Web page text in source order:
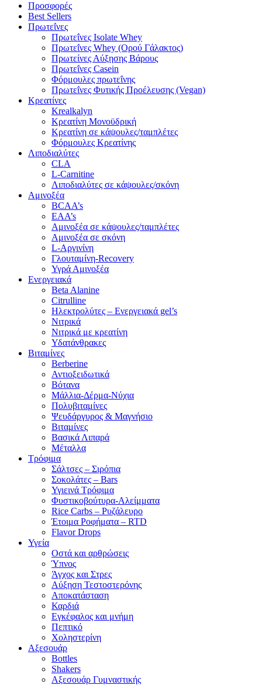
Προσφορές
Best Sellers
Πρωτεΐνες
Πρωτεΐνες Isolate Whey
Πρωτεΐνες Whey (Ορού Γάλακτος)
Πρωτείνες Αύξησης Βάρους
Πρωτεΐνες Casein
Φόρμουλες πρωτεΐνης
Πρωτεΐνες Φυτικής Προέλευσης (Vegan)
Κρεατίνες
Krealkalyn
Κρεατίνη Μονοϋδρική
Κρεατίνη σε κάψουλες/ταμπλέτες
Φόρμουλες Κρεατίνης
Λιποδιαλύτες
CLA
L-Carnitine
Λιποδιαλύτες σε κάψουλες/σκόνη
Αμινοξέα
BCAA’s
EAA’s
Αμινοξέα σε κάψουλες/ταμπλέτες
Αμινοξέα σε σκόνη
L-Αργινίνη
Γλουταμίνη-Recovery
Υγρά Αμινοξέα
Ενεργειακά
Beta Alanine
Citrulline
Ηλεκτρολύτες – Ενεργειακά gel’s
Νιτρικά
Νιτρικά με κρεατίνη
Υδατάνθρακες
Βιταμίνες
Berberine
Αντιοξειδωτικά
Βότανα
Μάλλια-Δέρμα-Νύχια
Πολυβιταμίνες
Ψευδάργυρος & Μαγνήσιο
Βιταμίνες
Βασικά Λιπαρά
Μέταλλα
Τρόφιμα
Σάλτσες – Σιρόπια
Σοκολάτες – Bars
Υγιεινά Τρόφιμα
Φυστικοβούτυρα-Αλείμματα
Rice Carbs – Ρυζάλευρο
Έτοιμα Ροφήματα – RTD
Flavor Drops
Υγεία
Οστά και αρθρώσεις
Ύπνος
Άγχος και Στρες
Αύξηση Τεστοστερόνης
Αποκατάσταση
Καρδιά
Εγκέφαλος και μνήμη
Πεπτικό
Χοληστερίνη
Αξεσουάρ
Bottles
Shakers
Αξεσουάρ Γυμναστικής